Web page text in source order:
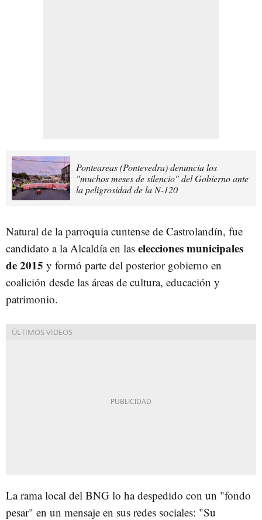
Ponteareas (Pontevedra) denuncia los
"muchos meses de silencio" del Gobierno ante
la peligrosidad de la N-120
Natural de la parroquia cuntense de Castrolandín, fue
candidato a la Alcaldía en las elecciones municipales
de 2015 y formó parte del posterior gobierno en
coalición desde las áreas de cultura, educación y
patrimonio.
La rama local del BNG lo ha despedido con un "fondo
pesar" en un mensaje en sus redes sociales: "Su